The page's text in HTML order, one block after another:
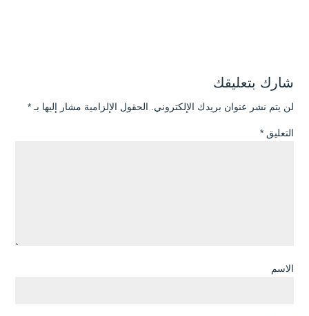
شارك بتعليقك
لن يتم نشر عنوان بريدك الإلكتروني. الحقول الإلزامية مشار إليها بـ *
التعليق *
الاسم